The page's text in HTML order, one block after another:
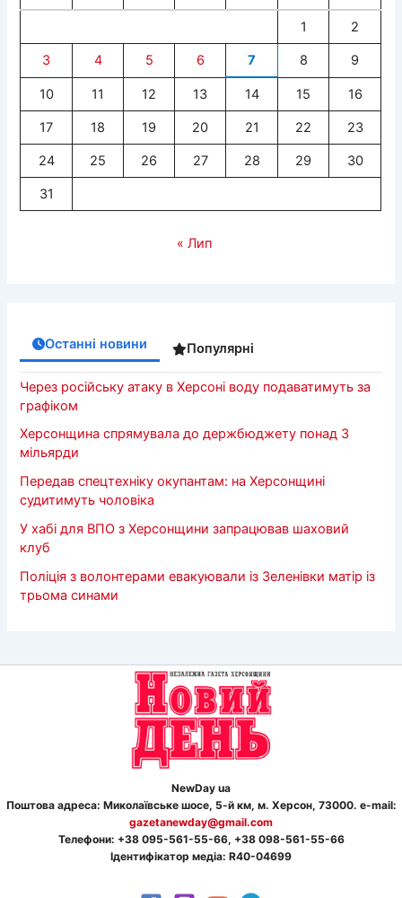
1 2
3 4 5 6 7 8 9
10 11 12 13 14 15 16
17 18 19 20 21 22 23
24 25 26 27 28 29 30
31
« Лип
Останні новини Популярні
Через російську атаку в Херсоні воду подаватимуть за
графіком
Херсонщина спрямувала до держбюджету понад 3
мільярди
Передав спецтехніку окупантам: на Херсонщині
судитимуть чоловіка
У хабі для ВПО з Херсонщини запрацював шаховий
клуб
Поліція з волонтерами евакуювали із Зеленівки матір із
трьома синами
NewDay ua
Поштова адреса: Миколаївське шосе, 5-й км, м. Херсон, 73000. e-mail:
gazetanewday@gmail.com
Телефони: +38 095-561-55-66, +38 098-561-55-66
Ідентифікатор медіа: R40-04699